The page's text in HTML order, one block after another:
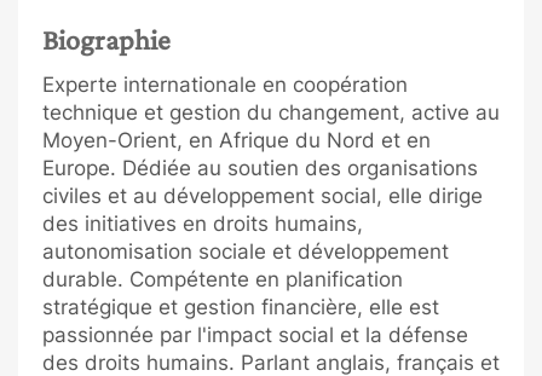
Biographie
Experte internationale en coopération
technique et gestion du changement, active au
Moyen-Orient, en Afrique du Nord et en
Europe. Dédiée au soutien des organisations
civiles et au développement social, elle dirige
des initiatives en droits humains,
autonomisation sociale et développement
durable. Compétente en planification
stratégique et gestion financière, elle est
passionnée par l'impact social et la défense
des droits humains. Parlant anglais, français et